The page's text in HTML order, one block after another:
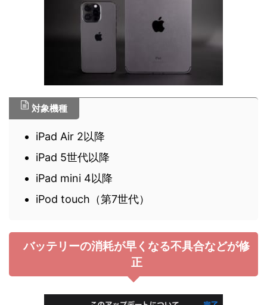
対象機種
iPad Air 2以降
iPad 5世代以降
iPad mini 4以降
iPod touch（第7世代）
バッテリーの消耗が早くなる不具合などが修
正